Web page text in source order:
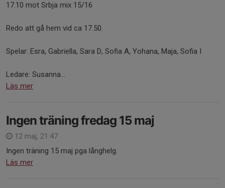
17.10 mot Srbja mix 15/16
Redo att gå hem vid ca 17.50.
Spelar: Esra, Gabriella, Sara D, Sofia A, Yohana, Maja, Sofia I
Ledare: Susanna...
Läs mer
Ingen träning fredag 15 maj
12 maj, 21:47
Ingen träning 15 maj pga långhelg.
Läs mer